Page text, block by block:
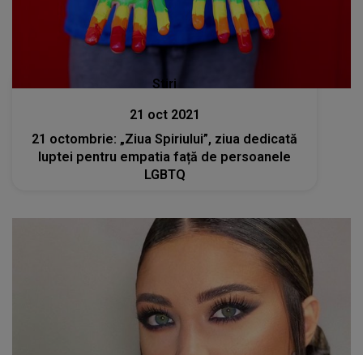
Stiri
21 oct 2021
21 octombrie: „Ziua Spiriului”, ziua dedicată
luptei pentru empatia față de persoanele
LGBTQ